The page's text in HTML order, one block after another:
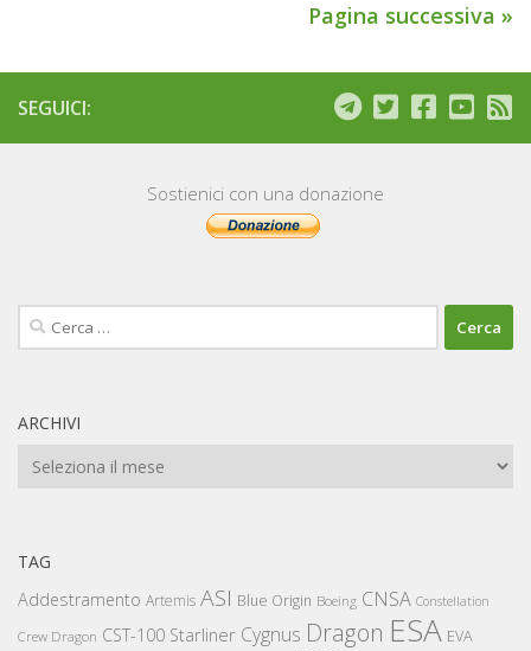
Pagina successiva »
SEGUICI:
Sostienici con una donazione
Ricerca
per:
ARCHIVI
Archivi
TAG
Addestramento Artemis ASI Blue Origin Boeing CNSA Constellation
Crew Dragon CST-100 Starliner Cygnus Dragon ESA EVA